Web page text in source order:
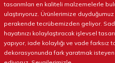
tasarımları en kaliteli malzemelerle
ulaştırıyoruz. Ürünlerimize
perakende tecrübemizden geliyor.
hayatınızı kolaylaştıracak işlevsel
yapıyor, iade kolaylığı ve vade farksız
dekorasyonunda fark yaratmak